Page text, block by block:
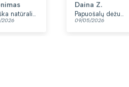
Vyriška natūralios odos rankinė per petį „Rovicky“, juoda, su užtrauktuku
2026
Daina Z.
Papuošalų dėžutė T32-1
09/05/2026